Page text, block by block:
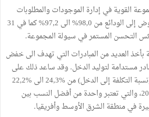
القوية في إدارة الموجودات والمطلوبات
إلى تحسن نسبة القروض إلى الودائع من 98,0% الى 97,2% كما في 31
بأخذ العديد من المبادرات التي تهدف الى خفض
مستدامة لتوليد الدخل. وقد ساعد ذلك على
تحسن نسبة الكفاءة (نسبة التكلفة إلى الدخل) من %24,3 الى %22,2
كما في 31 ديسمبر 2021، والتي تعتبر واحدة من أفضل النسب بين
في منطقة الشرق الأوسط وأفريقيا.